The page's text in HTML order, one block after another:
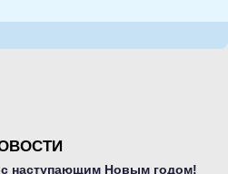
наступающим Новым годом!